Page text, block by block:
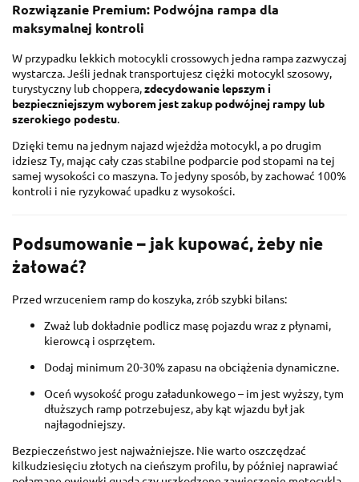
Rozwiązanie Premium: Podwójna rampa dla
maksymalnej kontroli
W przypadku lekkich motocykli crossowych jedna rampa zazwyczaj
wystarcza. Jeśli jednak transportujesz ciężki motocykl szosowy,
turystyczny lub choppera,zdecydowanie lepszym i
bezpieczniejszym wyborem jest zakup podwójnej rampy lub
szerokiego podestu.
Dzięki temu na jednym najazd wjeżdża motocykl, a po drugim
idziesz Ty, mając cały czas stabilne podparcie pod stopami na tej
samej wysokości co maszyna. To jedyny sposób, by zachować 100%
kontroli i nie ryzykować upadku z wysokości.
Podsumowanie – jak kupować, żeby nie
żałować?
Przed wrzuceniem ramp do koszyka, zrób szybki bilans:
Zważ lub dokładnie podlicz masę pojazdu wraz z płynami,
kierowcą i osprzętem.
Dodaj minimum 20-30% zapasu na obciążenia dynamiczne.
Oceń wysokość progu załadunkowego – im jest wyższy, tym
dłuższych ramp potrzebujesz, aby kąt wjazdu był jak
najłagodniejszy.
Bezpieczeństwo jest najważniejsze. Nie warto oszczędzać
kilkudziesięciu złotych na cieńszym profilu, by później naprawiać